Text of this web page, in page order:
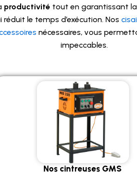
productivité tout en garantissant la
le temps d’exécution. Nos
nécessaires, vous
impeccables.
Nos cintreuses GMS